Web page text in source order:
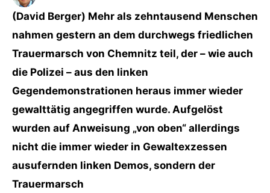
(David Berger) Mehr als zehntausend Menschen
nahmen gestern an dem durchwegs friedlichen
Trauermarsch von Chemnitz teil, der – wie auch
die Polizei – aus den linken
Gegendemonstrationen heraus immer wieder
gewalttätig angegriffen wurde. Aufgelöst
wurden auf Anweisung „von oben“ allerdings
nicht die immer wieder in Gewaltexzessen
ausufernden linken Demos, sondern der
Trauermarsch